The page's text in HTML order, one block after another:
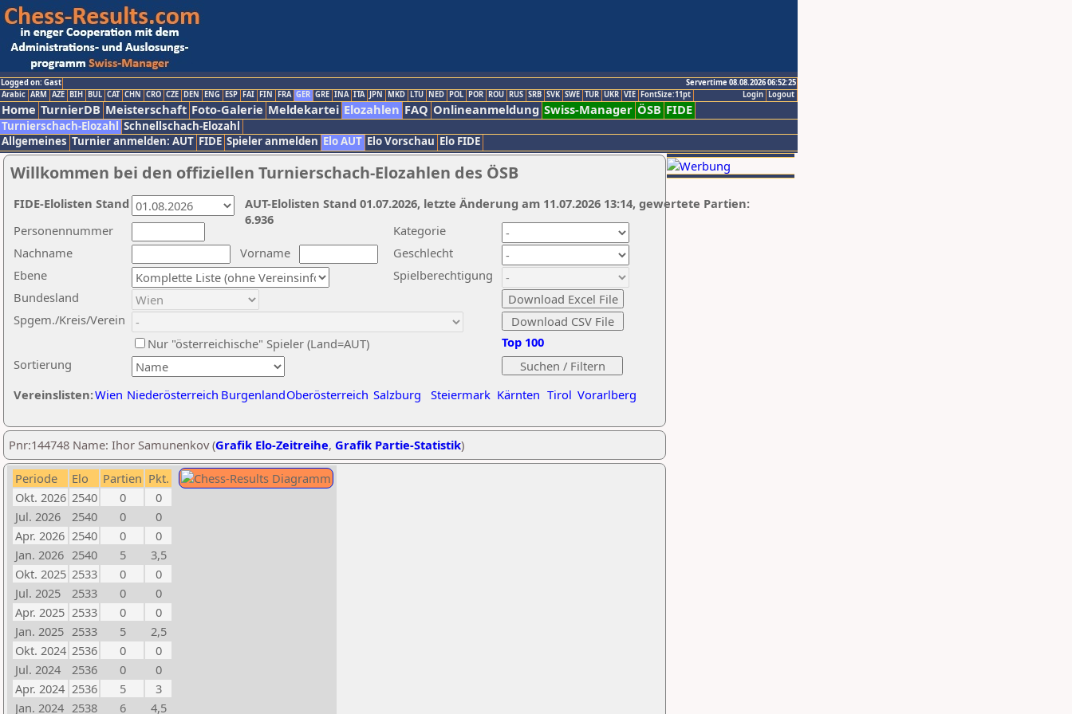
Logged on: Gast
Servertime 08.08.2026 06:52:25
Logout
Login
Arabic ARM AZE BIH BUL CAT CHN CRO CZE DEN ENG ESP FAI FIN FRA GER GRE INA ITA JPN MKD LTU NED POL POR ROU RUS SRB SVK SWE TUR UKR VIE FontSize:11pt
Home TurnierDB Meisterschaft Foto-Galerie Meldekartei Elozahlen FAQ Onlineanmeldung Swiss-Manager ÖSB FIDE
Turnierschach-Elozahl Schnellschach-Elozahl
Allgemeines Turnier anmelden: AUT FIDE Spieler anmelden Elo AUT Elo Vorschau Elo FIDE
Willkommen bei den offiziellen Turnierschach-Elozahlen des ÖSB
Nachname
Vorname
Ebene
Kategorie
Sortierung
Personennummer
Bundesland
Spgem./Kreis/Verein
Geschlecht
Nur "österreichische" Spieler (Land=AUT)
Spielberechtigung
Vereinslisten:Wien Niederösterreich BurgenlandOberösterreich Salzburg Steiermark Kärnten Tirol Vorarlberg
Top 100
AUT-Elolisten Stand 01.07.2026, letzte Änderung am 11.07.2026 13:14, gewertete Partien:
6.936
FIDE-Elolisten Stand
Pnr:144748 Name: Ihor Samunenkov (Grafik Elo-Zeitreihe, Grafik Partie-Statistik)
Periode Elo Partien Pkt.
Okt. 2026 2540 0
0
Jul. 2026
2540 0
0
Apr. 2026 2540 0
0
Jan. 2026 2540 5
3,5
Okt. 2025 2533 0
0
Jul. 2025
2533 0
0
Apr. 2025 2533 0
0
Jan. 2025 2533 5
2,5
Okt. 2024 2536 0
0
Jul. 2024
2536 0
0
Apr. 2024 2536 5
3
Jan. 2024 2538 6 4,5